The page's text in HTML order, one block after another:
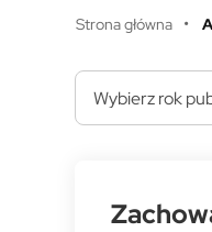
Strona główna
Wybierz rok